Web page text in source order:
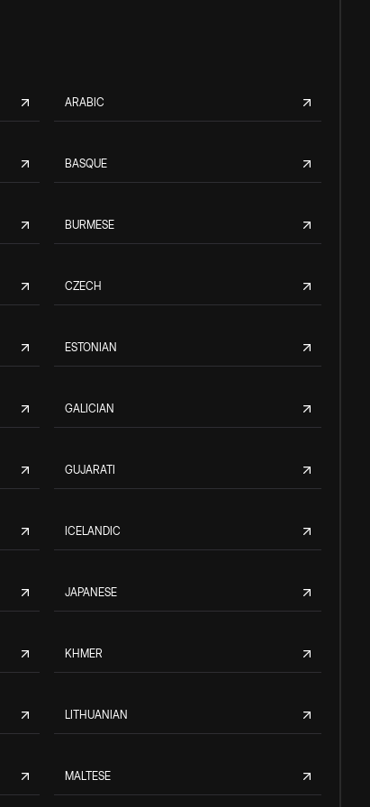
ARABIC
BASQUE
BURMESE
CZECH
ESTONIAN
GALICIAN
GUJARATI
ICELANDIC
JAPANESE
KHMER
LITHUANIAN
MALTESE